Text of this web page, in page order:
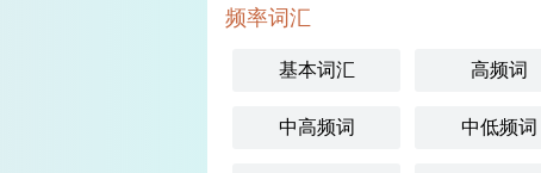
频率词汇
基本词汇 高频词
中高频词 中低频词